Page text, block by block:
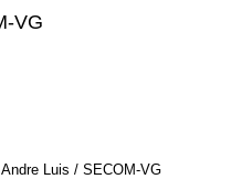
Andre Luis / SECOM-VG